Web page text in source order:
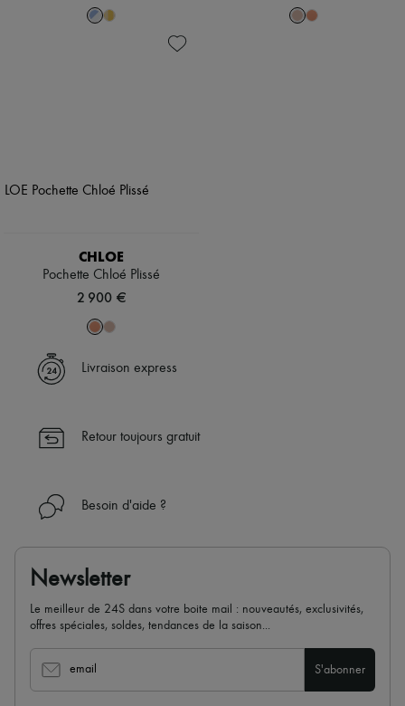
CHLOE
Pochette Chloé Plissé
2 900 €
Livraison express
Retour toujours gratuit
Besoin d'aide ?
Newsletter
Le meilleur de 24S dans votre boite mail : nouveautés, exclusivités,
offres spéciales, soldes, tendances de la saison...
email S'abonner